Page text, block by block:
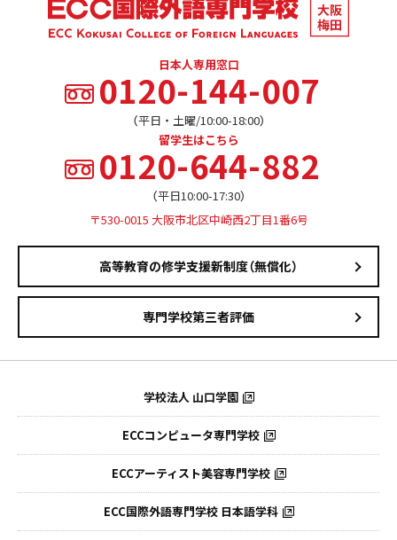
日本人専用窓口
0120-144-007
（平日・土曜/10:00-18:00）
留学生はこちら
0120-644-882
（平日10:00-17:30）
〒530-0015 大阪市北区中崎西2丁目1番6号
高等教育の修学支援新制度（無償化）
専門学校第三者評価
学校法人 山口学園
ECCコンピュータ専門学校
ECCアーティスト美容専門学校
ECC国際外語専門学校 日本語学科